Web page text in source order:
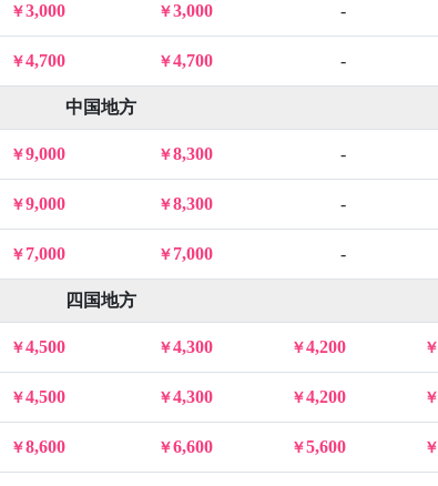
3,000 3,000 -
4,700 4,700 -
中国地方
9,000 8,300 -
9,000 8,300 -
7,000 7,000 -
四国地方
4,500 4,300 4,200
4,500 4,300 4,200
8,600 6,600 5,600